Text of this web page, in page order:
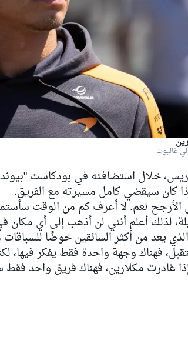
غاليوت
خلال استضافته في بودكاست
كان سيقضي كامل مسيرته مع الفريق.
لذلك أعلم أنني لن أذهب إلى أي مكان
يعد من أكثر السائقين خوضًا للسباقات
فهناك وجهة واحدة فقط يفكر
غادرت مكلارين، فهناك فريق واحد فقط